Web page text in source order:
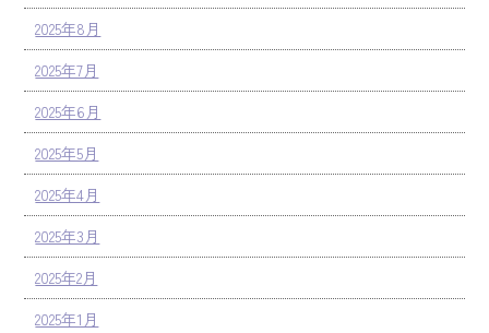
2025年8月
2025年7月
2025年6月
2025年5月
2025年4月
2025年3月
2025年2月
2025年1月